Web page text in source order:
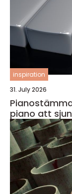
inspiration
31. July 2026
piano att